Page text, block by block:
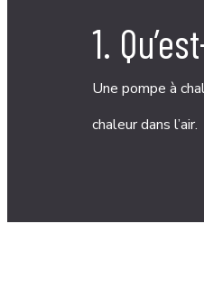
1.
Une pompe à
chaleur dans l’air.